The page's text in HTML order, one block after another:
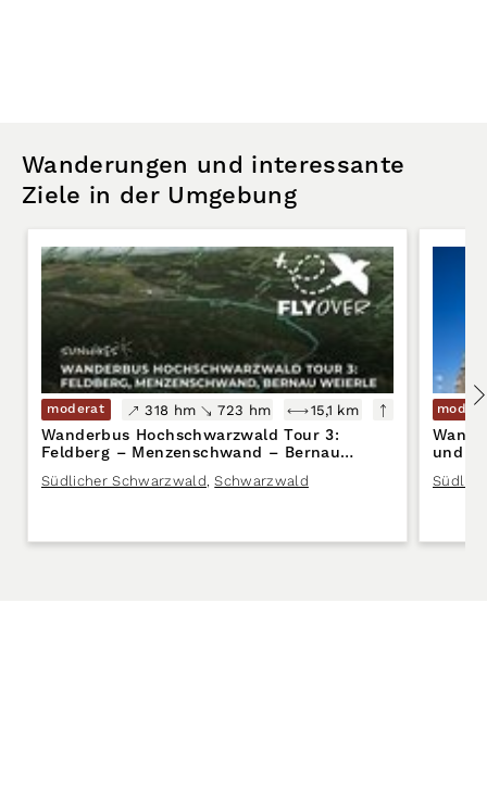
Wanderungen und interessante
Ziele in der Umgebung
moderat 318 hm 723 hm 15,1 km
Wanderbus Hochschwarzwald Tour 3:
Feldberg – Menzenschwand – Bernau
Weierle
Südlicher Schwarzwald, Schwarzwald
und